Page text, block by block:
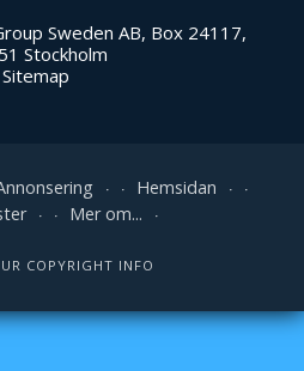
Sweden AB, Box 24117,
Stockholm
Sitemap
Hemsidan
Mer om...
COPYRIGHT INFO